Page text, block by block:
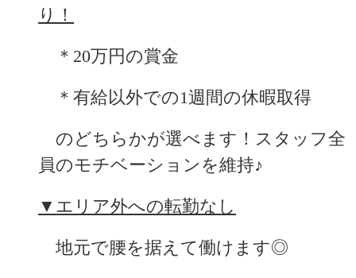
り！
＊20万円の賞金
＊有給以外での1週間の休暇取得
のどちらかが選べます！スタッフ全
員のモチベーションを維持♪
▼エリア外への転勤なし
地元で腰を据えて働けます◎